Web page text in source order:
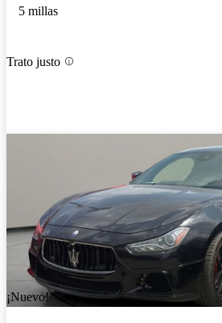
5 millas
Trato justo
¡Nuevo!